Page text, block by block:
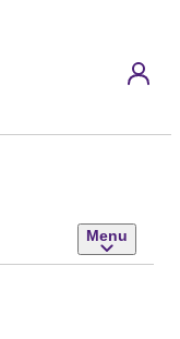
Menu